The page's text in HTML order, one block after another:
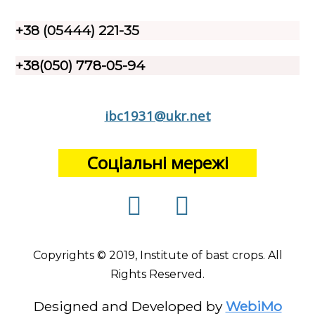
+38 (05444) 221-35
+38(050) 778-05-94
ibc1931@ukr.net
Соціальні мережі
Copyrights © 2019, Institute of bast crops. All
Rights Reserved.
Designed and Developed by WebiMo